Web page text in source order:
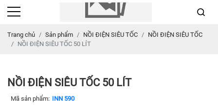
Trang chủ Sản phẩm NỒI ĐIỆN SIÊU TỐC
NỒI ĐIỆN SIÊU TỐC
NỒI ĐIỆN SIÊU TỐC 50 LÍT
NỒI ĐIỆN SIÊU TỐC 50 LÍT
Mã sản phẩm: INN 590